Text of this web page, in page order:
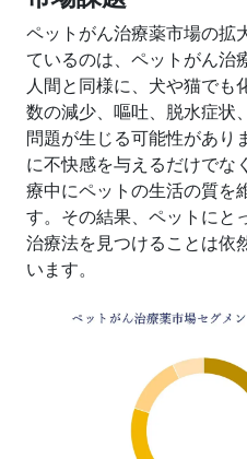
ペットがん治療薬市場の拡
ているのは、ペットがん治
人間と同様に、犬や猫でも
数の減少、嘔吐、脱水症状
問題が生じる可能性があり
に不快感を与えるだけでな
療中にペットの生活の質を
す。その結果、ペットにと
治療法を見つけることは依
います。